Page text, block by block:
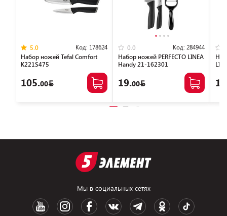
5.0 Код: 178624
Набор ножей Tefal Сomfort
K221S475
105.00
0.0 Код: 284944
Набор ножей PERFECTO LINEA
Handy 21-162301
19.00
Мы в социальных сетях